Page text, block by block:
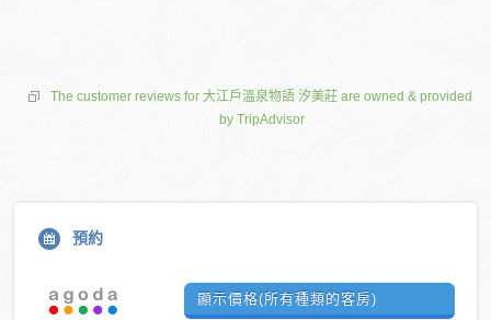
The customer reviews for 大江戶溫泉物語 汐美莊 are owned & provided
by TripAdvisor
預約
顯示價格(所有種類的客房)